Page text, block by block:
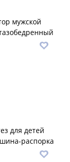
мужской
для детей
распорка